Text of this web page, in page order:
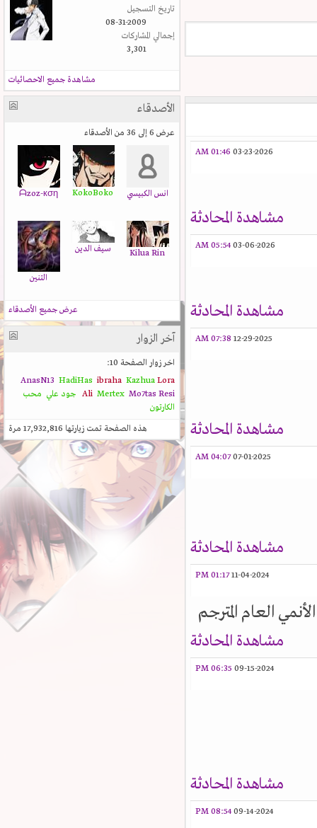
03-23-2026
01:46 AM
مشاهدة المحادثة
03-06-2026
05:54 AM
مشاهدة المحادثة
12-29-2025
07:38 AM
مشاهدة المحادثة
07-01-2025
04:07 AM
مشاهدة المحادثة
11-04-2024
01:17 PM
العام المترجم
مشاهدة المحادثة
09-15-2024
06:35 PM
مشاهدة المحادثة
09-14-2024
08:54 PM
تاريخ التسجيل
08-31-2009
إجمالي المشاركات
3,301
مشاهدة جميع الاحصائيات
الأصدقاء
عرض 6 إلى 36 من الأصدقاء
انس الكبيسي KokoBoko
ᗩzoz-кση
Kilua Rin سيف الدين
التنين
عرض جميع الأصدقاء
آخر الزوار
اخر زوار الصفحة 10:
AnasN13
HadiHas ibraha KazhuaLora
Ali
Mertex Mo7tasResi جود علي
محب
الكارتون
هذه الصفحة تمت زيارتها17,932,816مرة